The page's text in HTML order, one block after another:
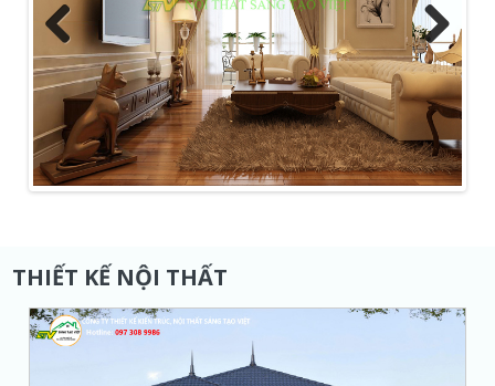
Previous Next
THIẾT KẾ NỘI THẤT